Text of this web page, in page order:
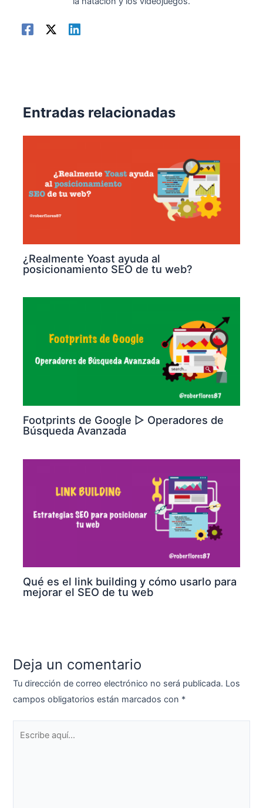
Entradas relacionadas
¿Realmente Yoast ayuda al
posicionamiento SEO de tu web?
Footprints de Google ▷ Operadores de
Búsqueda Avanzada
Qué es el link building y cómo usarlo para
mejorar el SEO de tu web
Deja un comentario
Tu dirección de correo electrónico no será publicada. Los
campos obligatorios están marcados con *